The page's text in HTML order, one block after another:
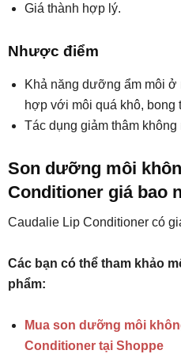
Giá thành hợp lý.
Nhược điểm
Khả năng dưỡng ẩm môi ở
hợp với môi quá khô, bong
Tác dụng giảm thâm không
Son dưỡng môi
Conditioner giá bao
Caudalie Lip Conditioner có
Các bạn có thể tham khảo
phẩm:
Mua son dưỡng môi
Conditioner tại Shoppe